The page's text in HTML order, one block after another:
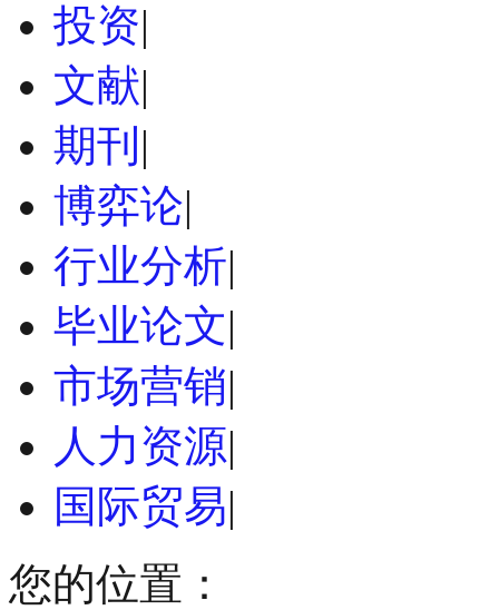
投资|
文献|
期刊 |
博弈论|
行业分析|
毕业论文|
市场营销|
人力资源|
国际贸易|
您的位置：